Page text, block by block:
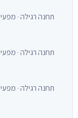
תחנה רגילה · מפעילי אוטובוסים
תחנה רגילה · מפעילי אוטובוסים
תחנה רגילה · מפעילי אוטובוסים